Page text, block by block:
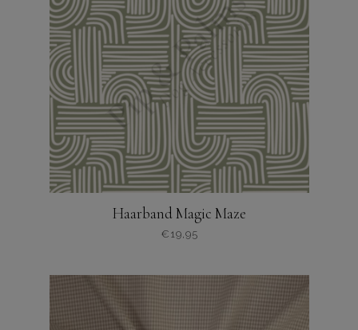
Haarband Magic Maze
€ 19,95